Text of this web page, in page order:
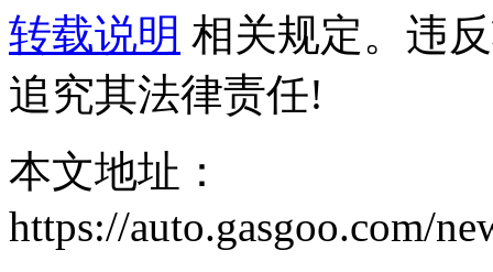
转载说明 相关规定。违
追究其法律责任!
本文地址：
https://auto.gasgoo.com/